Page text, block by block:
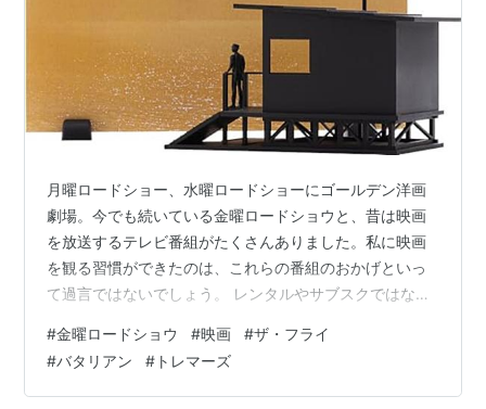
レバ・マッケンタイア
ボビー・ジャコビー
ヴィクター・ウォン
アリアナ・リチャーズ
シャーロット・スチュワート
トニー・ジェナロ
リチャード・マーカス
概要
月曜ロードショー、水曜ロードショーにゴールデン洋画
劇場。今でも続いている金曜ロードショウと、昔は映画
を放送するテレビ番組がたくさんありました。私に映画
を観る習慣ができたのは、これらの番組のおかげといっ
て過言ではないでしょう。 レンタルやサブスクではない
で、自分では絶対に観ようとは思わない作品にも触れる
ことができました。 テレビで放送されていなければ絶対
に観なかった映画3選、私の場合です。
#金曜ロードショウ #映画 #ザ・フライ
#バタリアン # トレマーズ